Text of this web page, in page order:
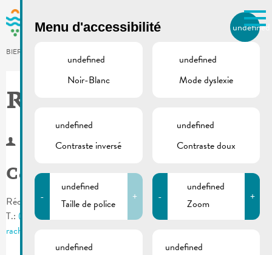
Skip to main content
BIERGER.REMICH.LU
Utilisez la recherche pour
Comme par exemple des contacts, des
Rachel Pautz
Contact
Réception-Accueil
T.: (+352) 23 692 200
rachel.pautz@remich.lu
Menu d'accessibilité undefined
undefined
Noir-Blanc
undefined
Mode dyslexie
undefined
Contraste inversé
undefined
Contraste doux
-
undefined
Taille de police
+ -
undefined
Zoom
+
undefined
undefined